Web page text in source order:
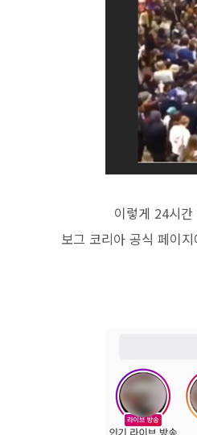
이렇게 24시
보그 코리아 공식 페이